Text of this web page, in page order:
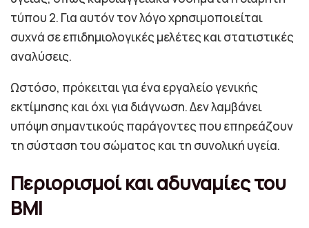
τύπου 2. Για αυτόν τον λόγο χρησιμοποιείται
συχνά σε επιδημιολογικές μελέτες και στατιστικές
αναλύσεις.
Ωστόσο, πρόκειται για ένα εργαλείο γενικής
εκτίμησης και όχι για διάγνωση. Δεν λαμβάνει
υπόψη σημαντικούς παράγοντες που επηρεάζουν
τη σύσταση του σώματος και τη συνολική υγεία.
Περιορισμοί και αδυναμίες του
BMI